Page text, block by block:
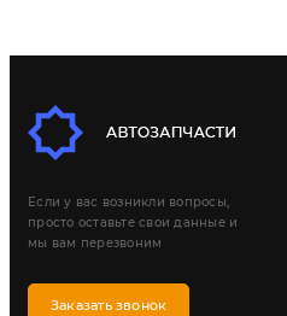
Если у вас возникли вопросы,
просто оставьте свои данные и
мы вам перезвоним
Заказать звонок